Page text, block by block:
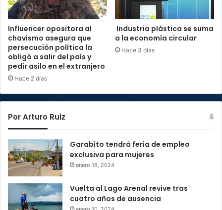
Influencer opositora al
chavismo asegura que
persecución política la
obligó a salir del país y
pedir asilo en el extranjero
Hace 2 días
Industria plástica se suma
a la economía circular
Hace 3 días
Por Arturo Ruiz
Garabito tendrá feria de empleo
exclusiva para mujeres
enero 18, 2024
Vuelta al Lago Arenal revive tras
cuatro años de ausencia